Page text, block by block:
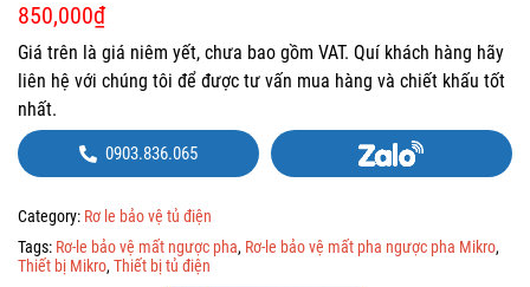
850,000₫
Giá trên là giá niêm yết, chưa bao gồm VAT. Quí khách hàng hãy
liên hệ với chúng tôi để được tư vấn mua hàng và chiết khấu tốt
nhất.
0903.836.065
Category: Rơ le bảo vệ tủ điện
Tags: Rơ-le bảo vệ mất ngược pha, Rơ-le bảo vệ mất pha ngược pha Mikro,
Thiết bị Mikro, Thiết bị tủ điện